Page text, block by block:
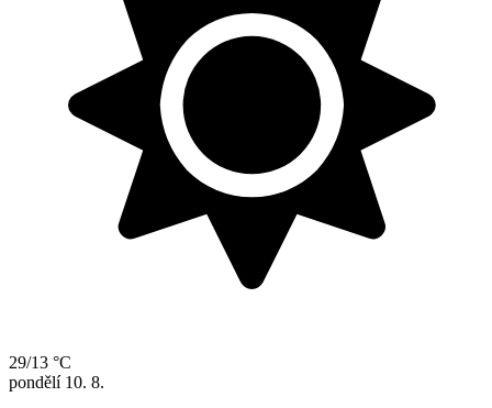
29/13 °C
pondělí 10. 8.